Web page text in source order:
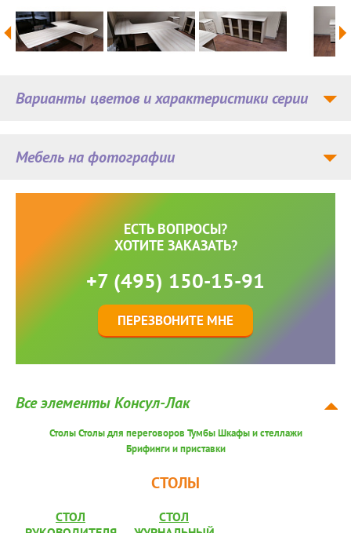
Мебель на фотографии
Варианты цветов и характеристики серии
ЕСТЬ ВОПРОСЫ?
ХОТИТЕ ЗАКАЗАТЬ?
+7 (495) 150-15-91
ПЕРЕЗВОНИТЕ МНЕ
Все элементы Консул-Лак
Столы Столы для переговоров Тумбы Шкафы и стеллажи
Брифинги и приставки
СТОЛЫ
СТОЛ
СТОЛ